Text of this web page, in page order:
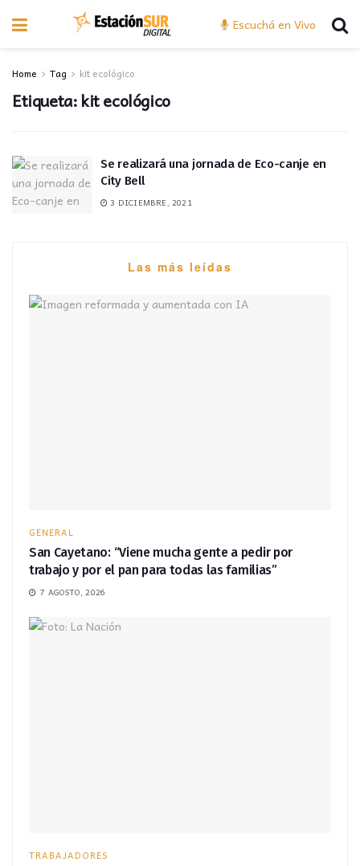
Escuchá en Vivo
Home Tag kit ecológico
Etiqueta:kit ecológico
Se realizará una jornada de Eco-canje en
City Bell
3 DICIEMBRE, 2021
Las más leídas
GENERAL
San Cayetano: “Viene mucha gente a pedir por
trabajo y por el pan para todas las familias”
7 AGOSTO, 2026
TRABAJADORES